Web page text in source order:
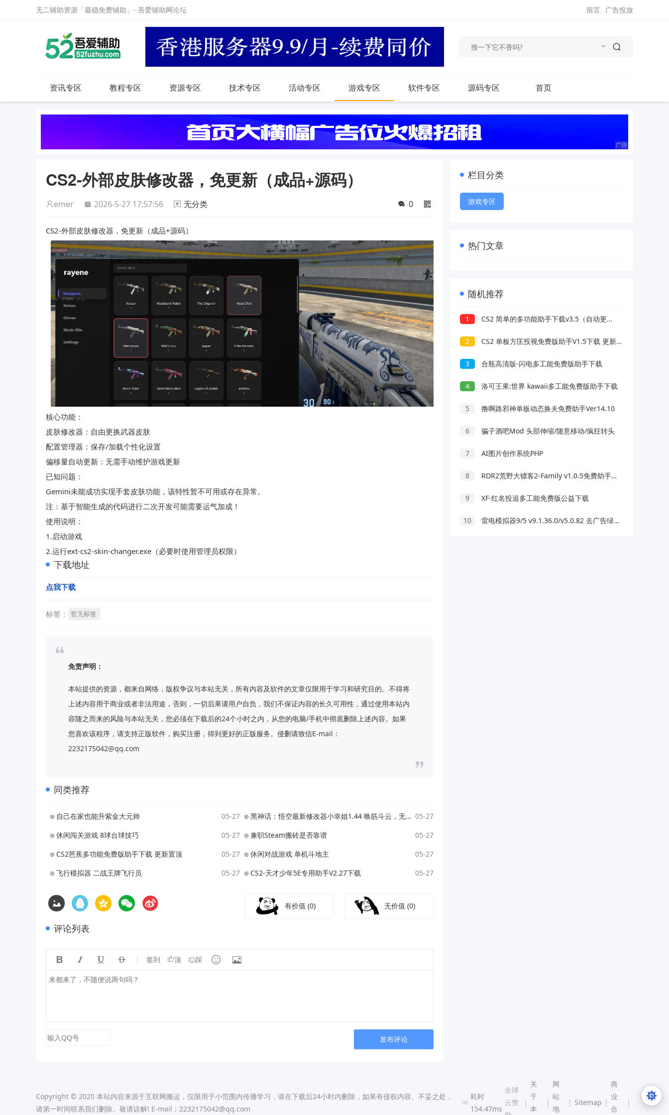
无二辅助资源「最稳免费辅助」- 吾爱辅助网论坛 广告投放
留言
资讯专区 教程专区 资源专区 技术专区 活动专区 游戏专区 软件专区 源码专区 首页
CS2-外部皮肤修改器，免更新（成品+源码）
emer 2026-5-27 17:57:56 无分类 0
CS2-外部皮肤修改器，免更新（成品+源码）
核心功能：
皮肤修改器：自由更换武器皮肤
配置管理器：保存/加载个性化设置
偏移量自动更新：无需手动维护游戏更新
已知问题：
Gemini未能成功实现手套皮肤功能，该特性暂不可用或存在异常。
注：基于智能生成的代码进行二次开发可能需要运气加成！
使用说明：
1.启动游戏
2.运行ext-cs2-skin-changer.exe（必要时使用管理员权限）
下载地址
点我下载
标签： 暂无标签
免责声明：
本站提供的资源，都来自网络，版权争议与本站无关，所有内容及软件的文章仅限用于学习和研究目的。不得将
上述内容用于商业或者非法用途，否则，一切后果请用户自负，我们不保证内容的长久可用性，通过使用本站内
容随之而来的风险与本站无关，您必须在下载后的24个小时之内，从您的电脑/手机中彻底删除上述内容。如果
您喜欢该程序，请支持正版软件，购买注册，得到更好的正版服务。侵删请致信E-mail：
2232175042@qq.com
同类推荐
自己在家也能升紫金大元帅 05-27 黑神话：悟空最新修改器小幸姐1.44 唤筋斗云，无限元气等 05-27
休闲闯关游戏 8球台球技巧
05-27 兼职Steam搬砖是否靠谱
05-27
CS2芭蕉多功能免费版助手下载 更新置顶
05-27 休闲对战游戏 单机斗地主
05-27
飞行模拟器 二战王牌飞行员
05-27 CS2-天才少年5E专用助手V2.27下载 05-27
有价值(0) 无价值(0)
评论列表
    签到 顶 踩  
发布评论
栏目分类
游戏专区
热门文章
随机推荐
1 CS2 简单的多功能助手下载v3.5（自动更新偏移）
2 CS2 单板方匡投视免费版助手V1.5下载 更新置顶
3 合瓶高清版-闪电多工能免费版助手下载
4 洛可王果:世界 kawaii多工能免费版助手下载
5 撸啊路邪神单板动态换夫免费助手Ver14.10
6 骗子酒吧Mod 头部伸缩/随意移动/疯狂转头
7 AI图片创作系统PHP
8 RDR2荒野大镖客2-Family v1.0.5免费助手下载
9 XF-红名投追多工能免费版公益下载
10 雷电模拟器9/5 v9.1.36.0/v5.0.82 去广告绿色纯净版
Copyright © 2020 本站内容来源于互联网搬运，仅限用于小范围内传播学习，请在下载后24小时内删除，如果有侵权内容、不妥之处，
请第一时间联系我们删除。敬请谅解! E-mail：2232175042@qq.com
耗时
154.47ms
全球
云赞
|
关
于
本
|
网
站
地
| Sitemap |
商
业
合
|